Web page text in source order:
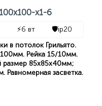
СВЕТОМх1-6
⚡6 вт 🛡️ip20
в потолок Грильято.
Рейка 15/10мм.
размер 85x85x40мм;
Равномерная засветка.